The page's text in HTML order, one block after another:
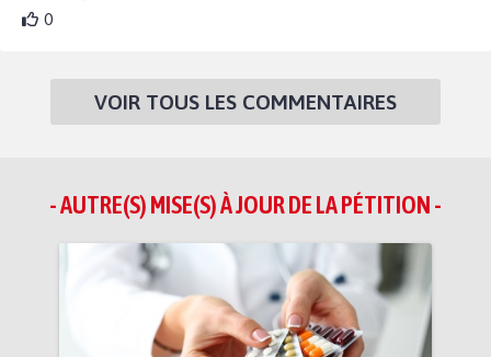
0
VOIR TOUS LES COMMENTAIRES
- AUTRE(S) MISE(S) À JOUR DE LA PÉTITION -